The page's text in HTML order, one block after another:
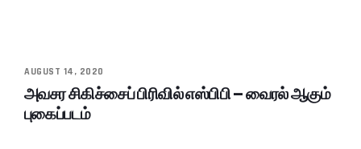
AUGUST 14, 2020
அவசர சிகிச்சைப் பிரிவில் எஸ்பிபி – வைரல் ஆகும்
புகைப்படம்